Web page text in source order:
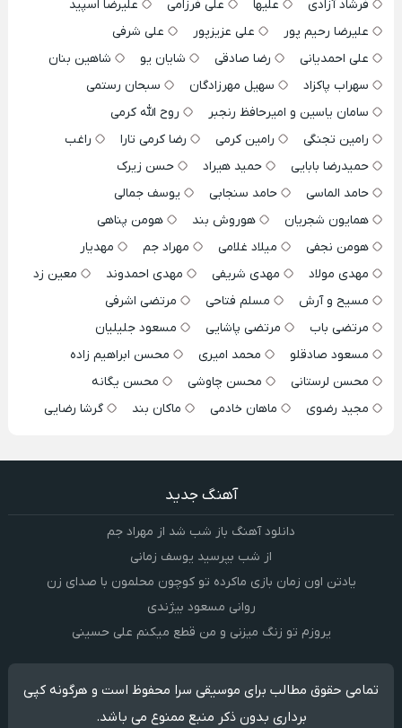
فرشاد آزادی
علیها علی فرزامی
علیرضا اسپید
علیرضا رحیم پور
علی عزیزپور
علی شرفی
علی احمدیانی
رضا صادقی شایان یو
شاهین بنان
سهراب پاکزاد
سهیل مهرزادگان
سبحان رستمی
سامان یاسین و امیرحافظ رنجبر
روح الله کرمی
رامین تجنگی
رامین کرمی رضا کرمی تارا
راغب
حمیدرضا بابایی
حمید هیراد
حسن زیرک
حامد الماسی
حامد سنجابی
یوسف جمالی
همایون شجریان
هوروش بند
هومن پناهی
هومن نجفی
میلاد غلامی مهراد جم
مهدیار
مهدی مولاد
مهدی شریفی مهدی احمدوند
معین زد
مسیح و آرش
مسلم فتاحی
مرتضی اشرفی
مرتضی باب
مرتضی پاشایی
مسعود جلیلیان
مسعود صادقلو
محمد امیری
محسن ابراهیم زاده
محسن لرستانی
محسن چاوشی
محسن یگانه
مجید رضوی
ماهان خادمی ماکان بند گرشا رضایی
آهنگ جدید
دانلود آهنگ باز شب شد از مهراد جم
از شب بپرسید یوسف زمانی
یادتن اون زمان بازی ماکرده تو کوچون محلمون با صدای زن
روانی مسعود بیژندی
یروزم تو زنگ میزنی و من قطع میکنم علی حسینی
تمامی حقوق مطالب برای موسیقی سرا محفوظ است و هرگونه کپی
برداری بدون ذکر منبع ممنوع می باشد.